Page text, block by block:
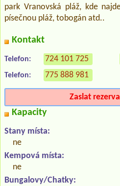
park Vranovská pláž, kde
písečnou pláž, tobogán atd..
Kontakt
Telefon: 724 101 725
Telefon: 775 888 981
Zaslat
Kapacity
Stany místa:
ne
Kempová místa:
ne
Bungalovy/Chatky: